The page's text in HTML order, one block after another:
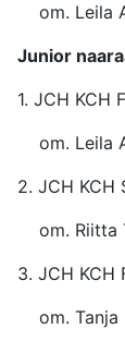
om. Leila
Junior
1.
om. Leila
2.
om. Riitta
3. JCH
om. Tanja